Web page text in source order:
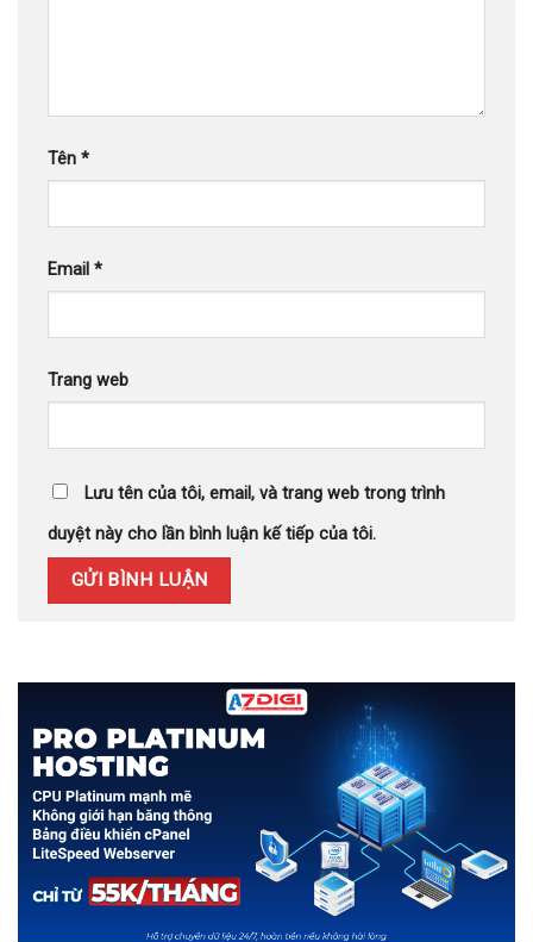
Tên *
Email *
Trang web
Lưu tên của tôi, email, và trang web trong trình
duyệt này cho lần bình luận kế tiếp của tôi.